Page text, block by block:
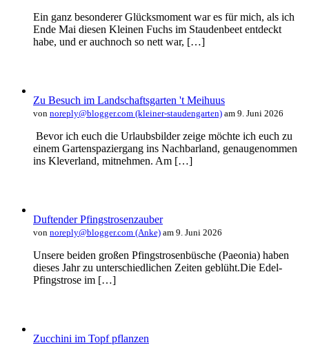
Ein ganz besonderer Glücksmoment war es für mich, als ich
Ende Mai diesen Kleinen Fuchs im Staudenbeet entdeckt
habe, und er auchnoch so nett war, […]
Zu Besuch im Landschaftsgarten 't Meihuus
von noreply@blogger.com (kleiner-staudengarten) am 9. Juni 2026
Bevor ich euch die Urlaubsbilder zeige möchte ich euch zu
einem Gartenspaziergang ins Nachbarland, genaugenommen
ins Kleverland, mitnehmen. Am […]
Duftender Pfingstrosenzauber
von noreply@blogger.com (Anke) am 9. Juni 2026
Unsere beiden großen Pfingstrosenbüsche (Paeonia) haben
dieses Jahr zu unterschiedlichen Zeiten geblüht.Die Edel-
Pfingstrose im […]
Zucchini im Topf pflanzen